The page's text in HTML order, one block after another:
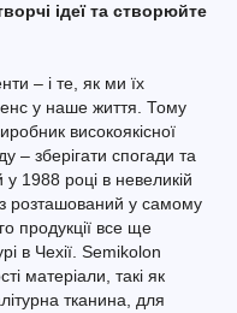
ідеї та створюйте
– і те, як ми їх
у наше життя. Тому
високоякісної
– зберігати спогади та
1988 році в невеликій
розташований у самому
продукції все ще
в Чехії. Semikolon
матеріали, такі як
тканина, для